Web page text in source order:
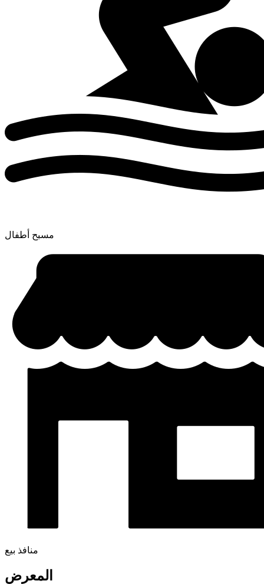
مسبح أطفال
منافذ بيع
المعرض